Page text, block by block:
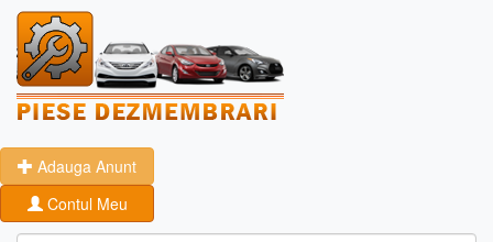
Adauga Anunt
Contul Meu